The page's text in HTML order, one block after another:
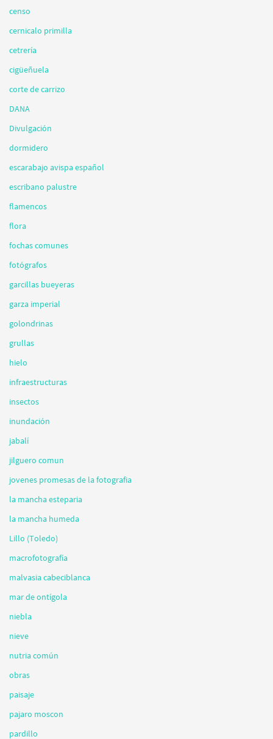
censo
cernicalo primilla
cetrería
cigüeñuela
corte de carrizo
DANA
Divulgación
dormidero
escarabajo avispa español
escribano palustre
flamencos
flora
fochas comunes
fotógrafos
garcillas bueyeras
garza imperial
golondrinas
grullas
hielo
infraestructuras
insectos
inundación
jabalí
jilguero comun
jovenes promesas de la fotografia
la mancha esteparia
la mancha humeda
Lillo (Toledo)
macrofotografía
malvasia cabeciblanca
mar de ontígola
niebla
nieve
nutria común
obras
paisaje
pajaro moscon
pardillo